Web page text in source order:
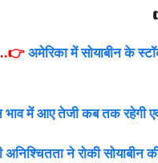
अमेरिका में सोयाबीन के
भाव में आए तेजी कब तक रहेगी एवं
ने रोकी सोयाबीन